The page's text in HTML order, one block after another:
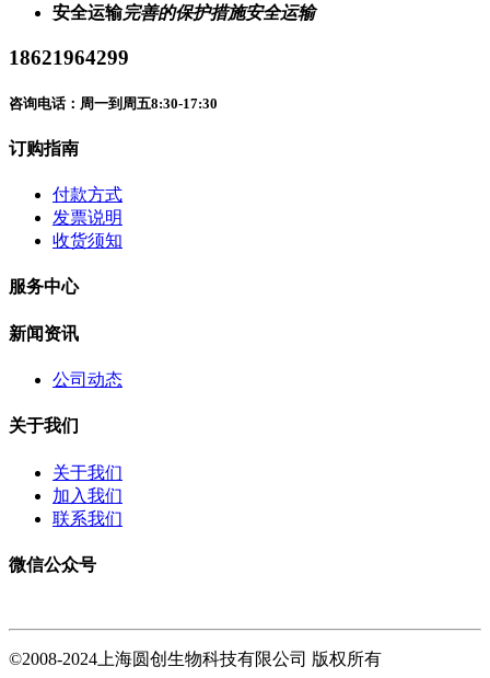
安全运输完善的保护措施安全运输
18621964299
咨询电话：周一到周五8:30-17:30
订购指南
付款方式
发票说明
收货须知
服务中心
新闻资讯
公司动态
关于我们
关于我们
加入我们
联系我们
微信公众号
©2008-2024上海圆创生物科技有限公司 版权所有